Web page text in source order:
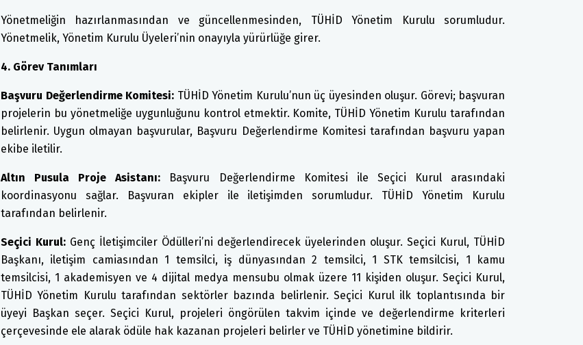
Yönetmeliğin hazırlanmasından ve güncellenmesinden, TÜHİD Yönetim Kurulu sorumludur.
Yönetmelik, Yönetim Kurulu Üyeleri’nin onayıyla yürürlüğe girer.
4. Görev Tanımları
Başvuru Değerlendirme Komitesi: TÜHİD Yönetim Kurulu’nun üç üyesinden oluşur. Görevi; başvuran
projelerin bu yönetmeliğe uygunluğunu kontrol etmektir. Komite, TÜHİD Yönetim Kurulu tarafından
belirlenir. Uygun olmayan başvurular, Başvuru Değerlendirme Komitesi tarafından başvuru yapan
ekibe iletilir.
Altın Pusula Proje Asistanı: Başvuru Değerlendirme Komitesi ile Seçici Kurul arasındaki
koordinasyonu sağlar. Başvuran ekipler ile iletişimden sorumludur. TÜHİD Yönetim Kurulu
tarafından belirlenir.
Seçici Kurul: Genç İletişimciler Ödülleri’ni değerlendirecek üyelerinden oluşur. Seçici Kurul, TÜHİD
Başkanı, iletişim camiasından 1 temsilci, iş dünyasından 2 temsilci, 1 STK temsilcisi, 1 kamu
temsilcisi, 1 akademisyen ve 4 dijital medya mensubu olmak üzere 11 kişiden oluşur. Seçici Kurul,
TÜHİD Yönetim Kurulu tarafından sektörler bazında belirlenir. Seçici Kurul ilk toplantısında bir
üyeyi Başkan seçer. Seçici Kurul, projeleri öngörülen takvim içinde ve değerlendirme kriterleri
çerçevesinde ele alarak ödüle hak kazanan projeleri belirler ve TÜHİD yönetimine bildirir.